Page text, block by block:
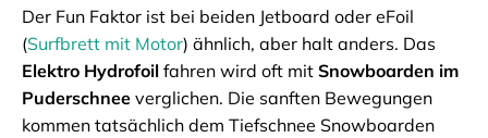
Der Fun Faktor ist bei beiden Jetboard oder eFoil
(Surfbrett mit Motor) ähnlich, aber halt anders. Das
Elektro Hydrofoil fahren wird oft mit Snowboarden im
Puderschnee verglichen. Die sanften Bewegungen
kommen tatsächlich dem Tiefschnee Snowboarden